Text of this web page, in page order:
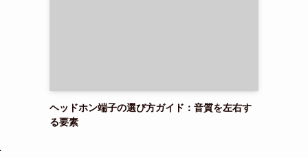
ヘッドホン端子の選び方ガイド：音質を左右す
る要素